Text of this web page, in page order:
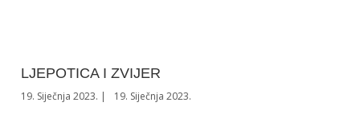
LJEPOTICA I ZVIJER
19. Siječnja 2023. 19. Siječnja 2023.